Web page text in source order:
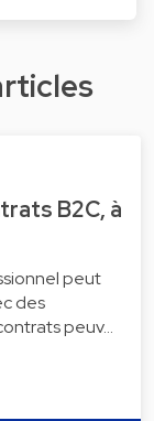
B2C, à
peut
des
peuv…